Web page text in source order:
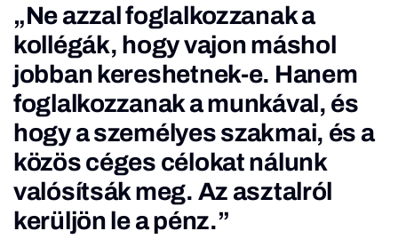
„Ne azzal foglalkozzanak a
kollégák, hogy vajon máshol
jobban kereshetnek-e. Hanem
foglalkozzanak a munkával, és
hogy a személyes szakmai, és a
közös céges célokat nálunk
valósítsák meg. Az asztalról
kerüljön le a pénz.”